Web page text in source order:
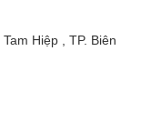
Hiệp , TP. Biên